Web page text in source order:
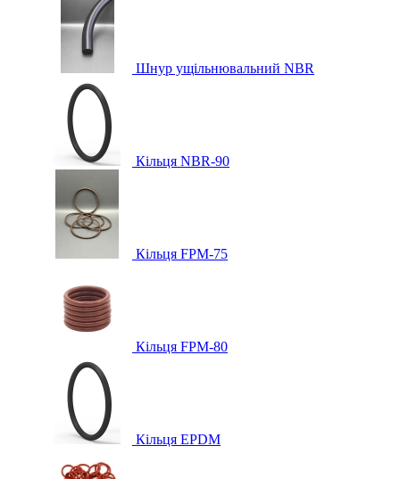
Шнур ущільнювальний NBR
Кільця NBR-90
Кільця FPM-75
Кільця FPM-80
Кільця EPDM